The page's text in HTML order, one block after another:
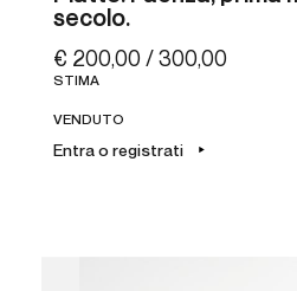
secolo.
€ 200,00 / 300,00
STIMA
VENDUTO
Entra o registrati